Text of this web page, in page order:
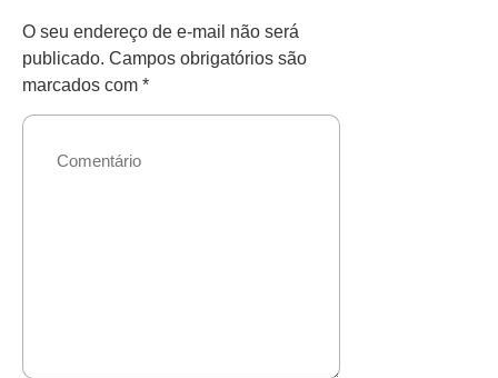
O seu endereço de e-mail não será
publicado. Campos obrigatórios são
marcados com *